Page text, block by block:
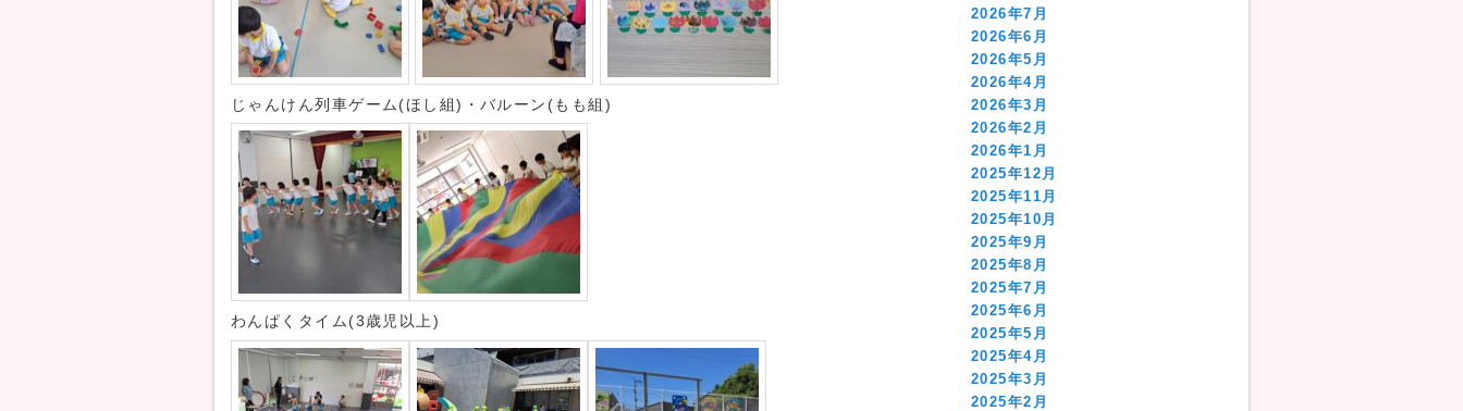
じゃんけん列車ゲーム(ほし組)・バルーン(もも組)
わんぱくタイム(3歳児以上)
2026年7月
2026年6月
2026年5月
2026年4月
2026年3月
2026年2月
2026年1月
2025年12月
2025年11月
2025年10月
2025年9月
2025年8月
2025年7月
2025年6月
2025年5月
2025年4月
2025年3月
2025年2月